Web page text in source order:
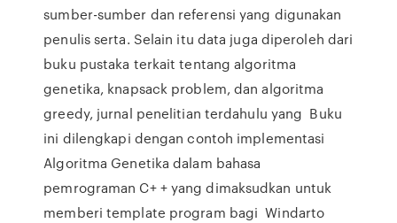
sumber-sumber dan referensi yang digunakan
penulis serta. Selain itu data juga diperoleh dari
buku pustaka terkait tentang algoritma
genetika, knapsack problem, dan algoritma
greedy, jurnal penelitian terdahulu yang Buku
ini dilengkapi dengan contoh implementasi
Algoritma Genetika dalam bahasa
pemrograman C+ + yang dimaksudkan untuk
memberi template program bagi Windarto